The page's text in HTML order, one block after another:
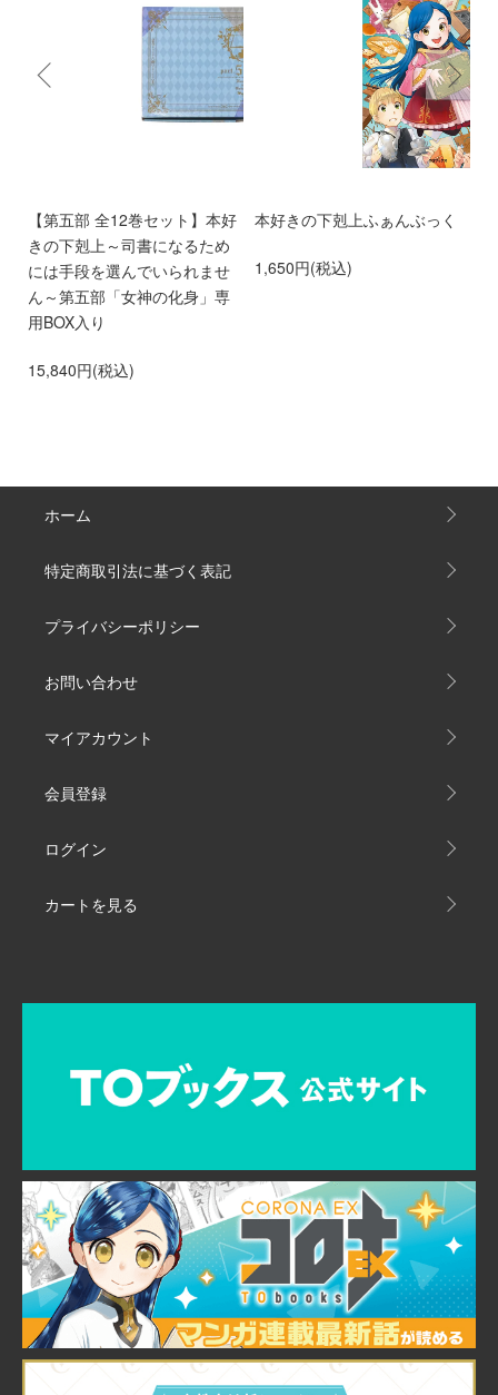
【第五部 全12巻セット】本好
きの下剋上～司書になるため
には手段を選んでいられませ
ん～第五部「女神の化身」専
用BOX入り
15,840円(税込)
本好きの下剋上ふぁんぶっく
1,650円(税込)
ホーム
特定商取引法に基づく表記
プライバシーポリシー
お問い合わせ
マイアカウント
会員登録
ログイン
カートを見る